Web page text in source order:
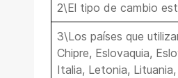
2\El tipo de cambio
3\Los países que
Chipre, Eslovaquia,
Italia, Letonia,